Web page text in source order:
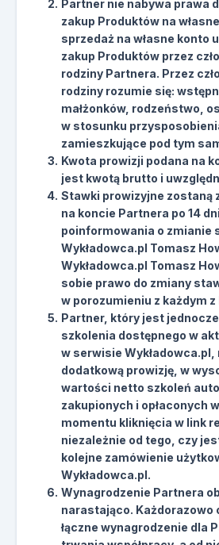
Partner nie nabywa prawa
zakup Produktów na
sprzedaż na własne konto
zakup Produktów przez
rodziny Partnera. Przez
rodziny rozumie się:
małżonków, rodzeństwo,
w stosunku
zamieszkujące pod tym
Kwota prowizji podana na
jest kwotą brutto i
Stawki prowizyjne zostaną
na koncie Partnera po 14
poinformowania o zmianie
Wykładowca.pl Tomasz
Wykładowca.pl Tomasz
sobie prawo do zmiany
w porozumieniu z każdym
Partner, który jest
szkolenia dostępnego w
w serwisie Wykładowca.pl,
dodatkową prowizję, w
wartości netto szkoleń
zakupionych i opłaconych
momentu kliknięcia w link
niezależnie od tego, czy
kolejne zamówienie
Wykładowca.pl.
Wynagrodzenie Partnera
narastająco. Każdorazowo
łączne wynagrodzenie dla